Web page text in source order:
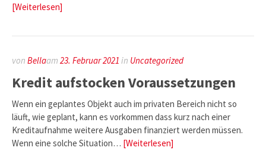
[Weiterlesen]
von Bellaam 23. Februar 2021 in Uncategorized
Kredit aufstocken Voraussetzungen
Wenn ein geplantes Objekt auch im privaten Bereich nicht so
läuft, wie geplant, kann es vorkommen dass kurz nach einer
Kreditaufnahme weitere Ausgaben finanziert werden müssen.
Wenn eine solche Situation… [Weiterlesen]